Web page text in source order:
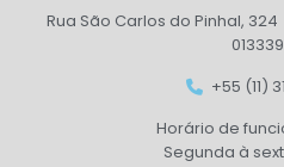
Rua São Carlos do Pinhal,
+55 (11)
Horário de
Segunda à